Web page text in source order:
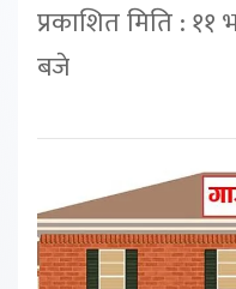
प्रकाशित मिति : ११
बजे